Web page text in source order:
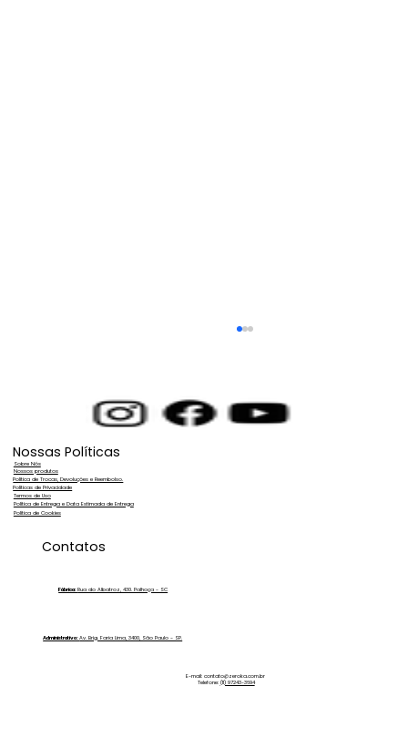
Filtro de osmose reversa: como
investir?
Nossas Políticas
Nossos produtos
Sobre Nós
Política de Trocas, Devoluções e Reembolso.
Políticas de Privacidade
Política de Entrega e Data Estimada de Entrega
Política de Cookies
Termos de Uso
Contatos
Fábrica:Rua do Albatroz, 430. Palhoça - SC
Administrativo:Av. Brig. Faria Lima, 3400, São Paulo - SP.
E-mail:contato@zeroka.com.br
Telefone: (11) 97243-3694